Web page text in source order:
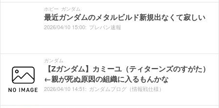
ホビー ガンダム
最近ガンダムのメタルビルド新規出なくて寂しい
2026/04/10 15:00: プレバン速報
ガンダム
【Zガンダム】カミーユ（ティターンズのすがた）
←親が死ぬ原因の組織に入るもんかな
2026/04/10 14:51: ガンダムブログ（情報戦仕様）